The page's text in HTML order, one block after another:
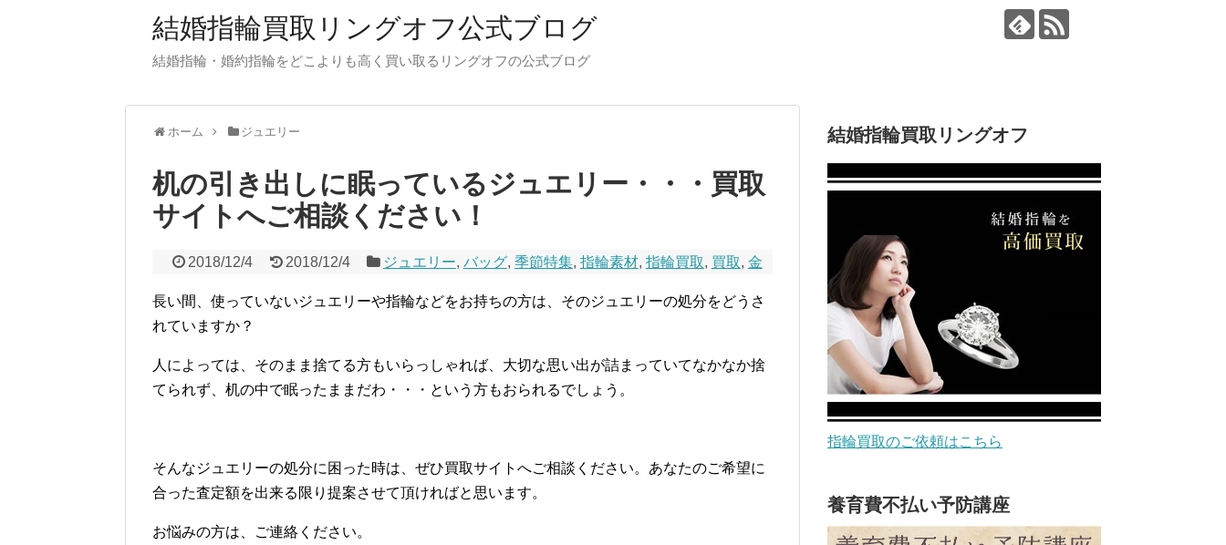
結婚指輪買取リングオフ公式ブログ
結婚指輪・婚約指輪をどこよりも高く買い取るリングオフの公式ブログ
ホーム ジュエリー
机の引き出しに眠っているジュエリー・・・買取
サイトへご相談ください！
2018/12/4 2018/12/4 ジュエリー, バッグ, 季節特集, 指輪素材, 指輪買取, 買取, 金
長い間、使っていないジュエリーや指輪などをお持ちの方は、そのジュエリーの処分をどうさ
れていますか？
人によっては、そのまま捨てる方もいらっしゃれば、大切な思い出が詰まっていてなかなか捨
てられず、机の中で眠ったままだわ・・・という方もおられるでしょう。
そんなジュエリーの処分に困った時は、ぜひ買取サイトへご相談ください。あなたのご希望に
合った査定額を出来る限り提案させて頂ければと思います。
お悩みの方は、ご連絡ください。
結婚指輪買取リングオフ
指輪買取のご依頼はこちら
養育費不払い予防講座